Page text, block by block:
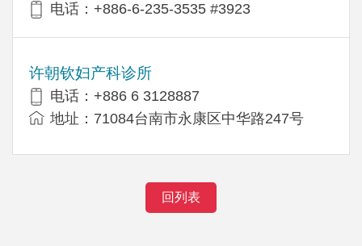
电话：+886-6-235-3535 #3923
许朝钦妇产科诊所
电话：+886 6 3128887
地址：71084台南市永康区中华路247号
回列表